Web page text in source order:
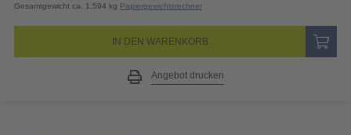
Gesamtgewicht ca. 1,594 kg Papiergewichtsrechner
IN DEN WARENKORB
Angebot drucken